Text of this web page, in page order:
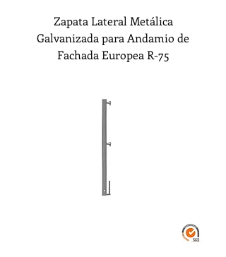
Zapata Lateral Metálica
Galvanizada para Andamio de
Fachada Europea R-75